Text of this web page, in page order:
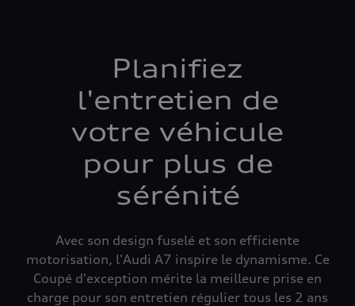
Planifiez
l'entretien de
votre véhicule
pour plus de
sérénité
Avec son design fuselé et son efficiente
motorisation, l'Audi A7 inspire le dynamisme. Ce
Coupé d'exception mérite la meilleure prise en
charge pour son entretien régulier tous les 2 ans